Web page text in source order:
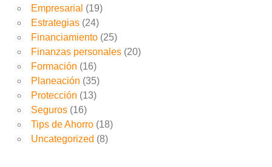
Empresarial (19)
Estrategias(24)
Financiamiento(25)
Finanzas personales(20)
Formación (16)
Planeación (35)
Protección (13)
Seguros(16)
Tips de Ahorro(18)
Uncategorized (8)